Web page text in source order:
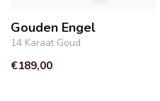
Gouden Engel
14 Karaat Goud
€189,00